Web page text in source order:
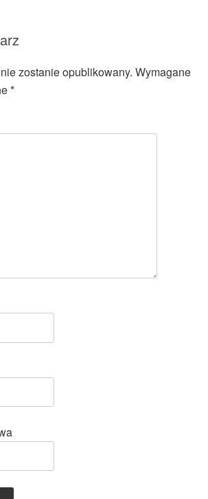
zostanie opublikowany. Wymagane
*